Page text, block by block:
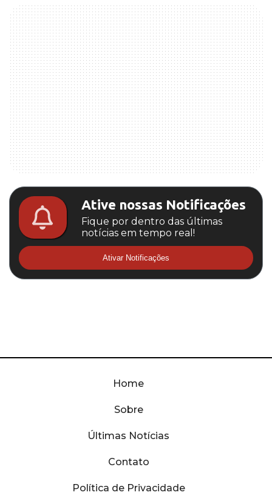
Ative nossas Notificações
Fique por dentro das últimas
notícias em tempo real!
Ativar Notificações
Home
Sobre
Últimas Notícias
Contato
Política de Privacidade